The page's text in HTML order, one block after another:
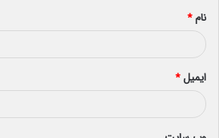
نام*
ایمیل*